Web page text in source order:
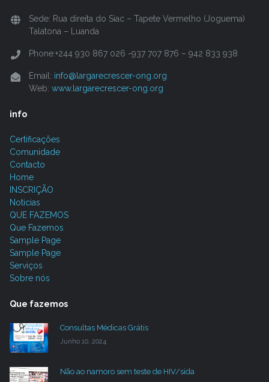
Sede: Rua direita do Siac – Tapete Vermelho (Joguema)
Talatona – Luanda
Phone:+244 930 867 026 -937 707 876 – 942 833 938
Email: info@largarecrescer-ong.org
Web: www.largarecrescer-ong.org
info
Certificações
Comunidade
Contacto
Home
INSCRIÇÃO
Noticias
QUE FAZEMOS
Que Fazemos
Sample Page
Sample Page
Serviços
Sobre nós
Que fazemos
Consultas Médicas Grátis
Junho 10, 2024
Não ao namoro sem teste de HIV/sida